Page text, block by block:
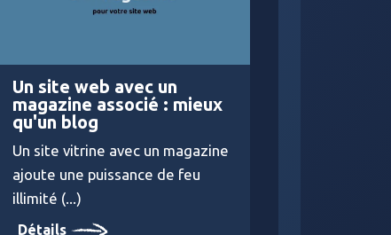
Un site web avec un
magazine associé : mieux
qu'un blog
Un site vitrine avec un magazine
ajoute une puissance de feu
illimité (...)
Détails